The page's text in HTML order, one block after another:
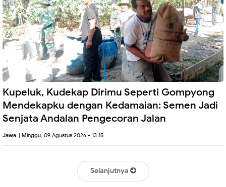
Kupeluk, Kudekap Dirimu Seperti Gompyong
Mendekapku dengan Kedamaian: Semen Jadi
Senjata Andalan Pengecoran Jalan
Jawa | Minggu, 09 Agustus 2026 - 13.15
Selanjutnya